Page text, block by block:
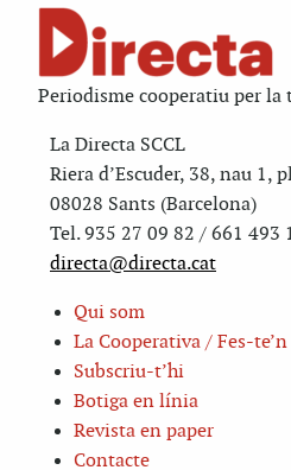
Periodisme cooperatiu per la
La Directa SCCL
Riera d’Escuder, 38, nau 1,
08028 Sants (Barcelona)
Tel. 935 27 09 82 / 661 493
directa@directa.cat
Qui som
La Cooperativa / Fes-
Subscriu-t’hi
Botiga en línia
Revista en paper
Contacte